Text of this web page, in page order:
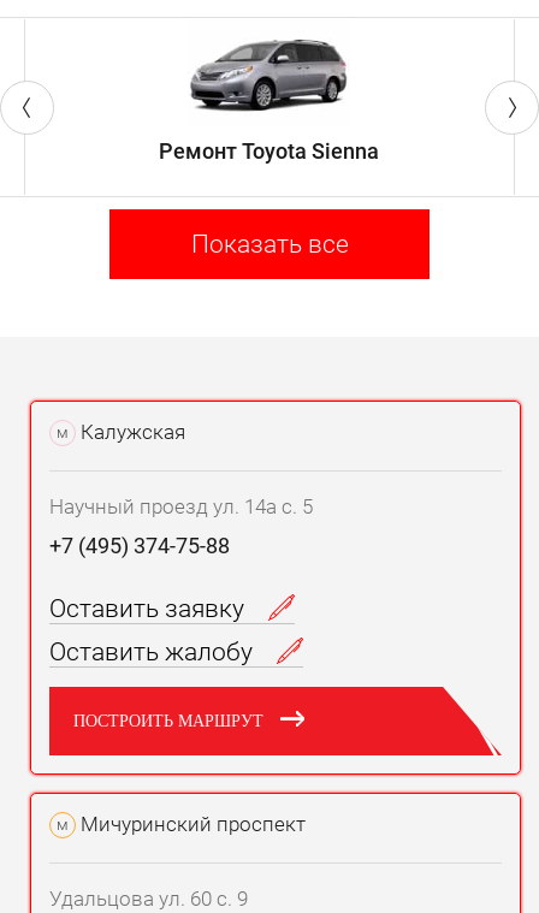
Ремонт Toyota Sienna
Показать все
м Калужская
Научный проезд ул. 14а с. 5
+7 (495) 374-75-88
Оставить заявку
Оставить жалобу
ПОСТРОИТЬ МАРШРУТ
м Мичуринский проспект
Удальцова ул. 60 с. 9